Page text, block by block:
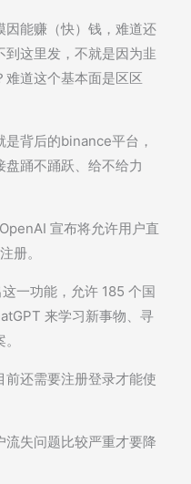
因能赚（快）钱，难道还
这里发，不就是因为韭
道这个基本面是区区
背后的binance平台，
踊不踊跃、给不给力
宣布将允许用户直
册。
一功能，允许 185 个国
来学习新事物、寻
还需要注册登录才能使
失问题比较严重才要降